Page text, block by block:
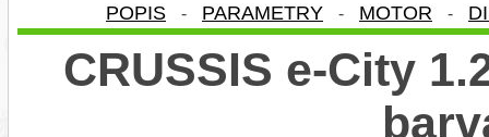
POPIS - PARAMETRY - MOTOR -
CRUSSIS e-City